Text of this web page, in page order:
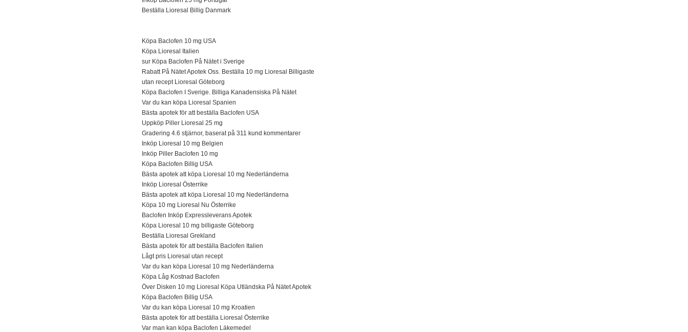
Beställa Lioresal Billig Danmark
Köpa Baclofen 10 mg USA
Köpa Lioresal Italien
sur Köpa Baclofen På Nätet i Sverige
Rabatt På Nätet Apotek Oss. Beställa 10 mg Lioresal Billigaste
utan recept Lioresal Göteborg
Köpa Baclofen I Sverige. Billiga Kanadensiska På Nätet
Var du kan köpa Lioresal Spanien
Bästa apotek för att beställa Baclofen USA
Uppköp Piller Lioresal 25 mg
Gradering 4.6 stjärnor, baserat på 311 kund kommentarer
Inköp Lioresal 10 mg Belgien
Inköp Piller Baclofen 10 mg
Köpa Baclofen Billig USA
Bästa apotek att köpa Lioresal 10 mg Nederländerna
Inköp Lioresal Österrike
Bästa apotek att köpa Lioresal 10 mg Nederländerna
Köpa 10 mg Lioresal Nu Österrike
Baclofen Inköp Expressleverans Apotek
Köpa Lioresal 10 mg billigaste Göteborg
Beställa Lioresal Grekland
Bästa apotek för att beställa Baclofen Italien
Lågt pris Lioresal utan recept
Var du kan köpa Lioresal 10 mg Nederländerna
Köpa Låg Kostnad Baclofen
Över Disken 10 mg Lioresal Köpa Utländska På Nätet Apotek
Köpa Baclofen Billig USA
Var du kan köpa Lioresal 10 mg Kroatien
Bästa apotek för att beställa Lioresal Österrike
Var man kan köpa Baclofen Läkemedel